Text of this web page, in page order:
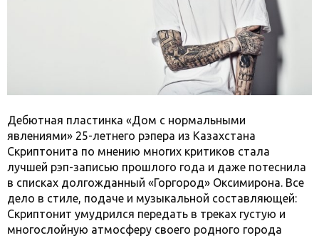
Дебютная пластинка «Дом с нормальными
явлениями» 25-летнего рэпера из Казахстана
Скриптонита по мнению многих критиков стала
лучшей рэп-записью прошлого года и даже потеснила
в списках долгожданный «Горгород» Оксимирона. Все
дело в стиле, подаче и музыкальной составляющей:
Скриптонит умудрился передать в треках густую и
многослойную атмосферу своего родного города